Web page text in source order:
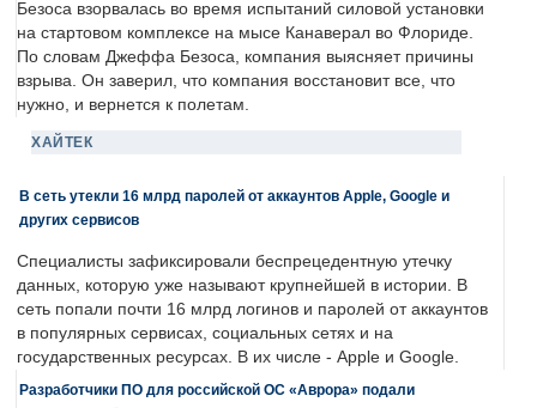
Безоса взорвалась во время испытаний силовой установки
на стартовом комплексе на мысе Канаверал во Флориде.
По словам Джеффа Безоса, компания выясняет причины
взрыва. Он заверил, что компания восстановит все, что
нужно, и вернется к полетам.
ХАЙТЕК
В сеть утекли 16 млрд паролей от аккаунтов Apple, Google и
других сервисов
Специалисты зафиксировали беспрецедентную утечку
данных, которую уже называют крупнейшей в истории. В
сеть попали почти 16 млрд логинов и паролей от аккаунтов
в популярных сервисах, социальных сетях и на
государственных ресурсах. В их числе - Apple и Google.
Разработчики ПО для российской ОС «Аврора» подали